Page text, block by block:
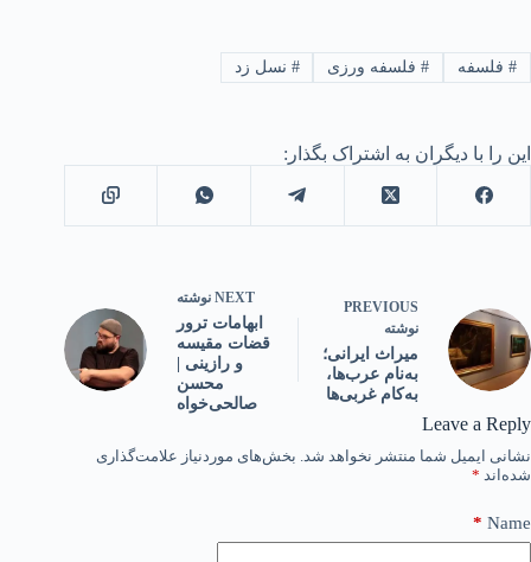
#فلسفه #فلسفه ورزی # نسل زد
این را با دیگران به اشتراک بگذار:
PREVIOUS
نوشته
میراث ایرانی؛
به‌نام عرب‌ها،
به‌کام غربی‌ها
NEXT نوشته
ابهامات ترور
قضات مقیسه
و رازینی |
محسن
صالحی‌خواه
Leave a Reply
نشانی ایمیل شما منتشر نخواهد شد. بخش‌های موردنیاز علامت‌گذاری
شده‌اند *
Name
*